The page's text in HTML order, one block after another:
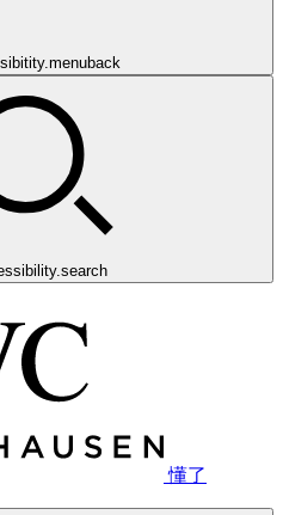
懂了